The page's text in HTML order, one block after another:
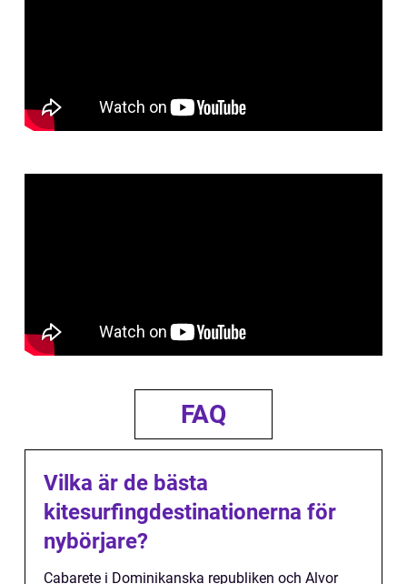
FAQ
Vilka är de bästa
kitesurfingdestinationerna för
nybörjare?
Cabarete i Dominikanska republiken och Alvor